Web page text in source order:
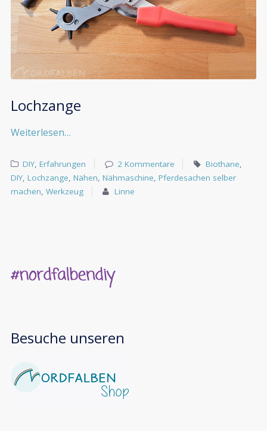
Lochzange
Weiterlesen…
DIY,Erfahrungen 2 Kommentare Biothane,
DIY, Lochzange, Nähen, Nähmaschine, Pferdesachen selber
machen, Werkzeug Linne
Besuche unseren